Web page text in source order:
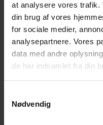
at analysere vores trafik.
din brug af vores
for sociale medier,
analysepartnere. Vores
data med andre
de har indsamlet fra din
Nødvendig
MELD
Du kan melde flytning
hjemmeside, såfremt